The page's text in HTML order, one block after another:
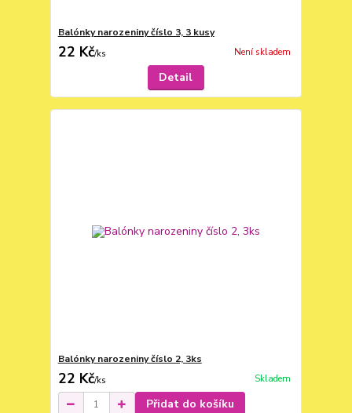
Balónky narozeniny číslo 3, 3 kusy
22 Kč/ks Není skladem
Detail
Balónky narozeniny číslo 2, 3ks
22 Kč/ks Skladem
Přidat do košíku